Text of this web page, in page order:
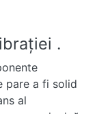
.
pare a fi solid
al